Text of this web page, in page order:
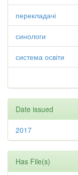
перекладачі
синологи
система освіти
Date issued
2017
Has File(s)